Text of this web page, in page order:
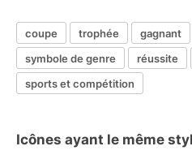
coupe trophée gagnant
symbole de genre
réussite
sports et compétition
Icônes ayant le même